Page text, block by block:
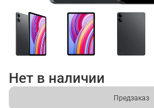
Нет в наличии
Предзаказ